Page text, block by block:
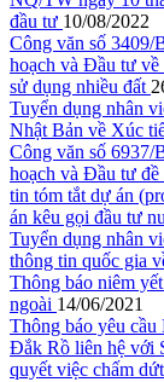
đầu tư 10/08/2022
Công văn số
hoạch và Đầu tư
sử dụng nhiều đất
Tuyển dụng nhân
Nhật Bản về Xúc
Công văn số
hoạch và Đầu tư
tin tóm tắt dự án
án kêu gọi đầu tư
Tuyển dụng nhân
thông tin quốc gia
Thông báo niêm
ngoài 14/06/2021
Thông báo yêu
Đắk Rồ liên hệ với
quyết việc chấm